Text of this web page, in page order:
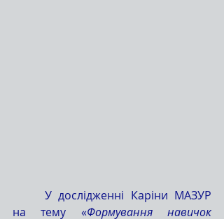
на тему «Формування навичок